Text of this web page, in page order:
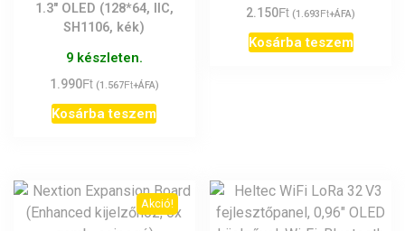
1.3″ OLED (128*64, IIC,
SH1106, kék)
9 készleten.
1.990Ft (1.567Ft+ÁFA)
Kosárba teszem
2.150Ft (1.693Ft+ÁFA)
Kosárba teszem
Akció!